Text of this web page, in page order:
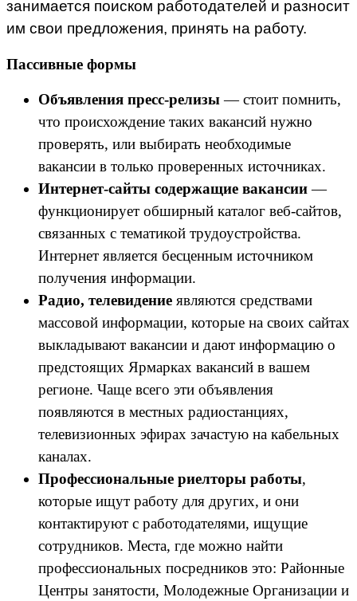
занимается поиском работодателей и разносит
им свои предложения, принять на работу.
Пассивные формы
Объявления пресс-релизы— стоит помнить,
что происхождение таких вакансий нужно
проверять, или выбирать необходимые
вакансии в только проверенных источниках.
Интернет-сайты содержащие вакансии—
функционирует обширный каталог веб-сайтов,
связанных с тематикой трудоустройства.
Интернет является бесценным источником
получения информации.
Радио, телевидение являются средствами
массовой информации, которые на своих сайтах
выкладывают вакансии и дают информацию о
предстоящих Ярмарках вакансий в вашем
регионе. Чаще всего эти объявления
появляются в местных радиостанциях,
телевизионных эфирах зачастую на кабельных
каналах.
Профессиональные риелторы работы,
которые ищут работу для других, и они
контактируют с работодателями, ищущие
сотрудников. Места, где можно найти
профессиональных посредников это: Районные
Центры занятости, Молодежные Организации и